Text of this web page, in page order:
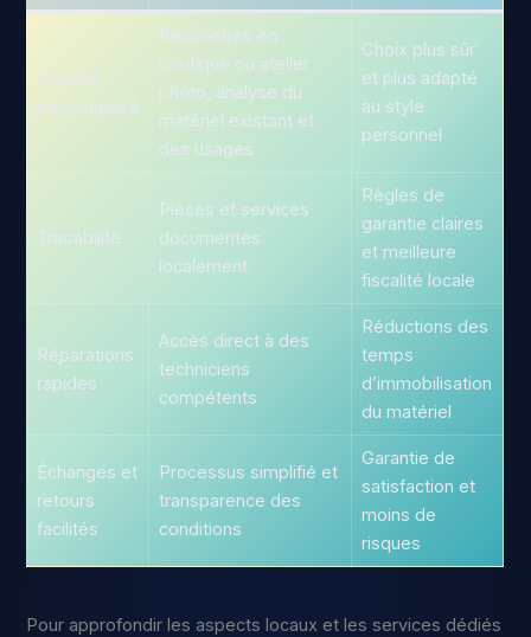
Conseil
personnalisé
Rencontres en
boutique ou atelier
photo, analyse du
matériel existant et
des usages
Choix plus sûr
et plus adapté
au style
personnel
Traçabilité
Pièces et services
documentés
localement
Règles de
garantie claires
et meilleure
fiscalité locale
Réparations
rapides
Accès direct à des
techniciens
compétents
Réductions des
temps
d’immobilisation
du matériel
Échanges et
retours
facilités
Processus simplifié et
transparence des
conditions
Garantie de
satisfaction et
moins de
risques
Pour approfondir les aspects locaux et les services dédiés